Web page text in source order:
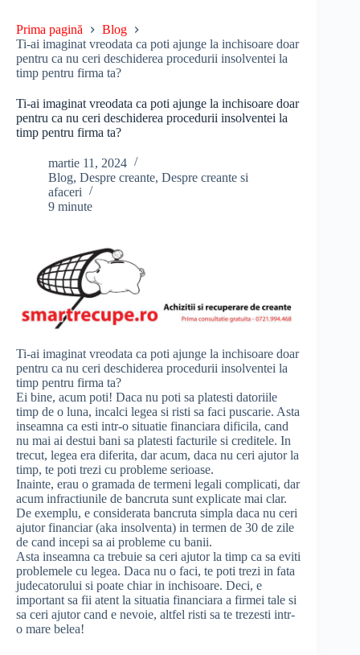
Prima pagină
Blog
Ti-ai imaginat vreodata ca poti ajunge la inchisoare doar
pentru ca nu ceri deschiderea procedurii insolventei la
timp pentru firma ta?
Ti-ai imaginat vreodata ca poti ajunge la inchisoare doar
pentru ca nu ceri deschiderea procedurii insolventei la
timp pentru firma ta?
martie 11, 2024
Blog, Despre creante, Despre creante si
afaceri
9 minute
Ti-ai imaginat vreodata ca poti ajunge la inchisoare doar
pentru ca nu ceri deschiderea procedurii insolventei la
timp pentru firma ta?
Ei bine, acum poti! Daca nu poti sa platesti datoriile
timp de o luna, incalci legea si risti sa faci puscarie. Asta
inseamna ca esti intr-o situatie financiara dificila, cand
nu mai ai destui bani sa platesti facturile si creditele. In
trecut, legea era diferita, dar acum, daca nu ceri ajutor la
timp, te poti trezi cu probleme serioase.
Inainte, erau o gramada de termeni legali complicati, dar
acum infractiunile de bancruta sunt explicate mai clar.
De exemplu, e considerata bancruta simpla daca nu ceri
ajutor financiar (aka insolventa) in termen de 30 de zile
de cand incepi sa ai probleme cu banii.
Asta inseamna ca trebuie sa ceri ajutor la timp ca sa eviti
problemele cu legea. Daca nu o faci, te poti trezi in fata
judecatorului si poate chiar in inchisoare. Deci, e
important sa fii atent la situatia financiara a firmei tale si
sa ceri ajutor cand e nevoie, altfel risti sa te trezesti intr-
o mare belea!